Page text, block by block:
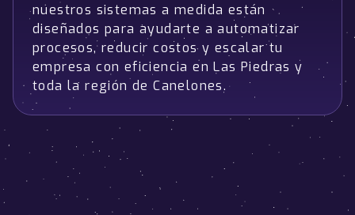
nuestros sistemas a medida están
diseñados para ayudarte a automatizar
procesos, reducir costos y escalar tu
empresa con eficiencia en Las Piedras y
toda la región de Canelones.